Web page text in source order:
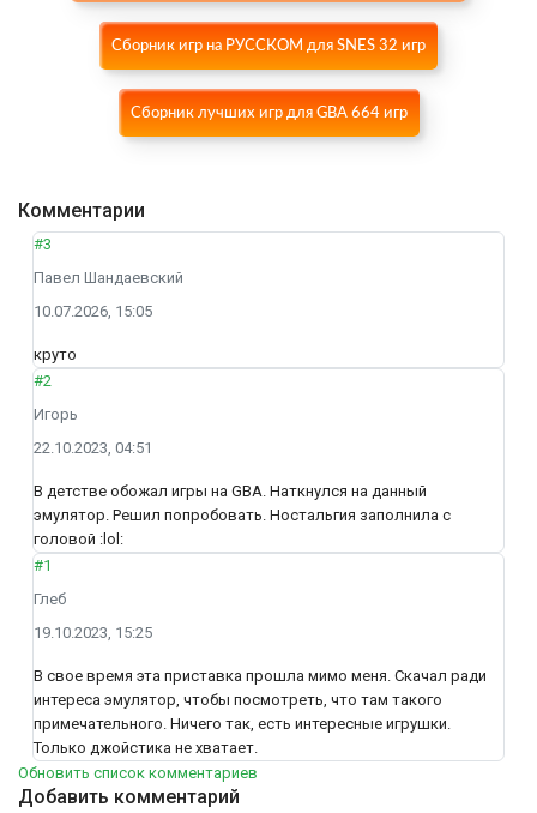
Сборник игр на РУССКОМ для SNES 32 игр
Сборник лучших игр для GBA 664 игр
Комментарии
#3
Павел Шандаевский
10.07.2026, 15:05
круто
#2
Игорь
22.10.2023, 04:51
В детстве обожал игры на GBA. Наткнулся на данный
эмулятор. Решил попробовать. Ностальгия заполнила с
головой :lol:
#1
Глеб
19.10.2023, 15:25
В свое время эта приставка прошла мимо меня. Скачал ради
интереса эмулятор, чтобы посмотреть, что там такого
примечательного. Ничего так, есть интересные игрушки.
Только джойстика не хватает.
Обновить список комментариев
Добавить комментарий